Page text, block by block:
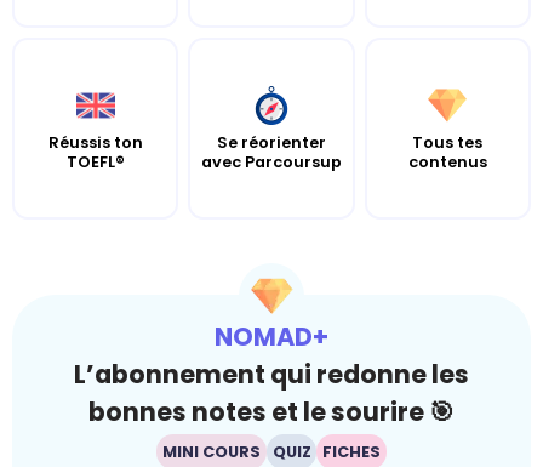
Réussis ton
TOEFL®
Se réorienter
avec Parcoursup
Tous tes
contenus
NOMAD+
L’abonnement qui redonne les
bonnes notes et le sourire 🎯
MINI COURS QUIZ FICHES